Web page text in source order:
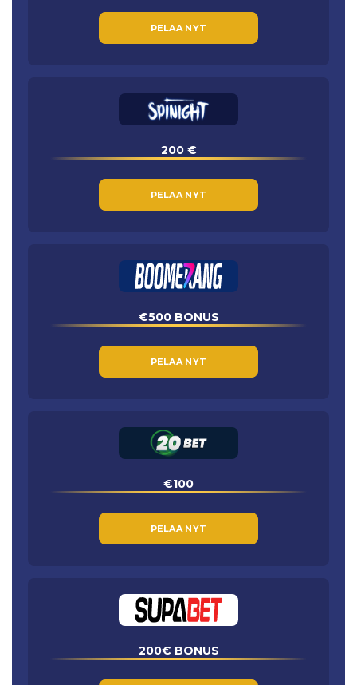
PELAA NYT
200 €
PELAA NYT
€500 BONUS
PELAA NYT
€100
PELAA NYT
200€ BONUS